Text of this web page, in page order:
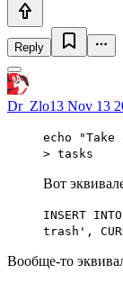
Reply
Dr_Zlo13 Nov 13
echo
> tasks
Вот
INSERT
trash',
Вообще-то